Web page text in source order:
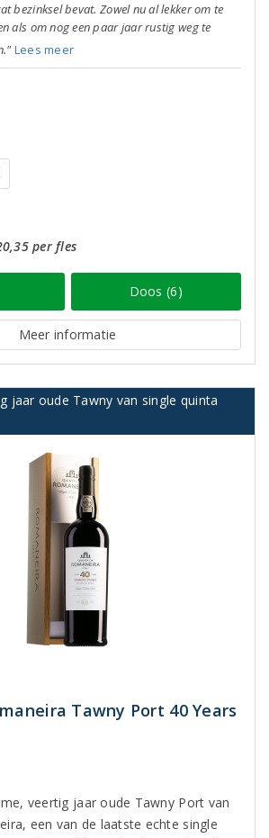
bezinksel bevat. Zowel nu al lekker om te
als om nog een paar jaar rustig weg te
Lees meer
per fles
Doos (6)
Meer informatie
jaar oude Tawny van single quinta
Tawny Port 40 Years
veertig jaar oude Tawny Port van
een van de laatste echte single